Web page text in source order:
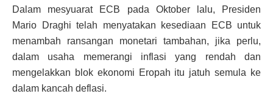
Dalam mesyuarat ECB pada Oktober lalu, Presiden
Mario Draghi telah menyatakan kesediaan ECB untuk
menambah ransangan monetari tambahan, jika perlu,
dalam usaha memerangi inflasi yang rendah dan
mengelakkan blok ekonomi Eropah itu jatuh semula ke
dalam kancah deflasi.